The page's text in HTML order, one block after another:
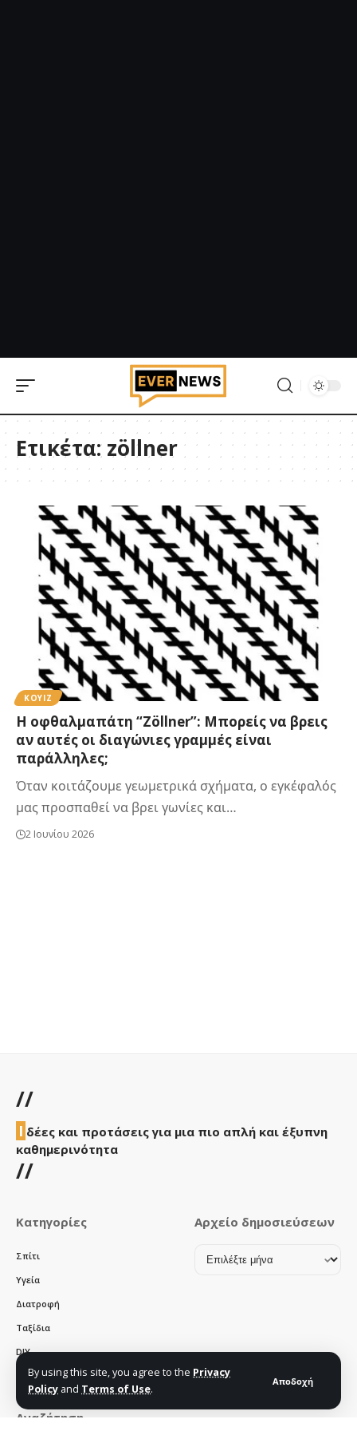
By using this site, you agree to the Privacy
Policy and Terms of Use.
Αποδοχή
Ετικέτα:zöllner
ΚΟΥΙΖ
Η οφθαλμαπάτη “Zöllner”: Μπορείς να βρεις
αν αυτές οι διαγώνιες γραμμές είναι
παράλληλες;
Όταν κοιτάζουμε γεωμετρικά σχήματα, ο εγκέφαλός
μας προσπαθεί να βρει γωνίες και…
2 Ιουνίου 2026
//
Ι δέες και προτάσεις για μια πιο απλή και έξυπνη
καθημερινότητα
//
Κατηγορίες
Σπίτι
Υγεία
Διατροφή
Ταξίδια
DIY
Χρηστικά
Αρχείο δημοσιεύσεων
Αρχείο
Αναζήτηση